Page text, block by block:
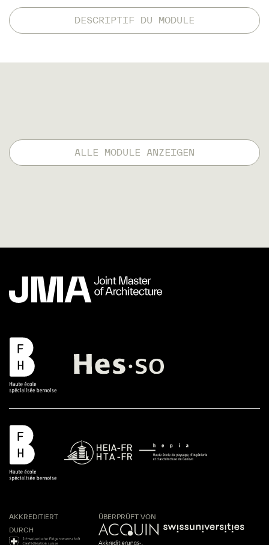
DESCRIPTIF DU MODULE
ALLE MODULE ANZEIGEN
AKKREDITIERT
DURCH
ÜBERPRÜFT VON